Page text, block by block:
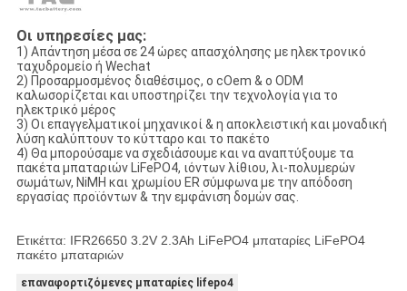
Οι υπηρεσίες μας:
1) Απάντηση μέσα σε 24 ώρες απασχόλησης με ηλεκτρονικό
ταχυδρομείο ή Wechat
2) Προσαρμοσμένος διαθέσιμος, ο cOem & ο ODM
καλωσορίζεται και υποστηρίζει την τεχνολογία για το
ηλεκτρικό μέρος
3) Οι επαγγελματικοί μηχανικοί & η αποκλειστική και μοναδική
λύση καλύπτουν το κύτταρο και το πακέτο
4) Θα μπορούσαμε να σχεδιάσουμε και να αναπτύξουμε τα
πακέτα μπαταριών LiFePO4, ιόντων λίθιου, λι-πολυμερών
σωμάτων, NiMH και χρωμίου ER σύμφωνα με την απόδοση
εργασίας προϊόντων & την εμφάνιση δομών σας.
Ετικέττα: IFR26650 3.2V 2.3Ah LiFePO4 μπαταρίες LiFePO4
πακέτο μπαταριών
επαναφορτιζόμενες μπαταρίες lifepo4